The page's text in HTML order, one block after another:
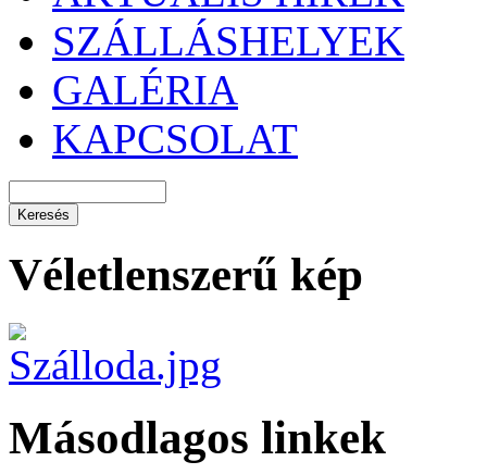
SZÁLLÁSHELYEK
GALÉRIA
KAPCSOLAT
Véletlenszerű kép
Másodlagos linkek